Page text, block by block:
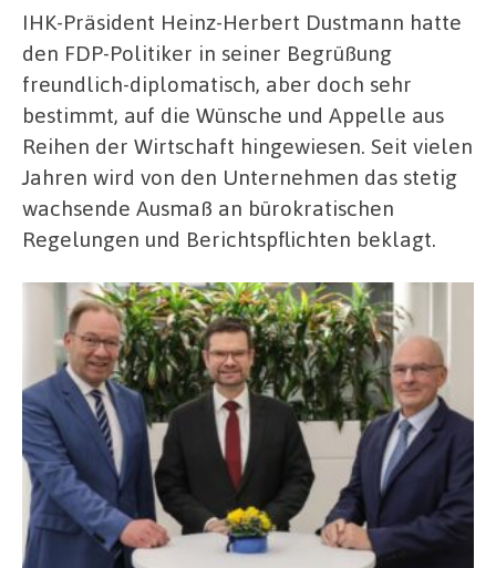
IHK-Präsident Heinz-Herbert Dustmann hatte
den FDP-Politiker in seiner Begrüßung
freundlich-diplomatisch, aber doch sehr
bestimmt, auf die Wünsche und Appelle aus
Reihen der Wirtschaft hingewiesen. Seit vielen
Jahren wird von den Unternehmen das stetig
wachsende Ausmaß an bürokratischen
Regelungen und Berichtspflichten beklagt.